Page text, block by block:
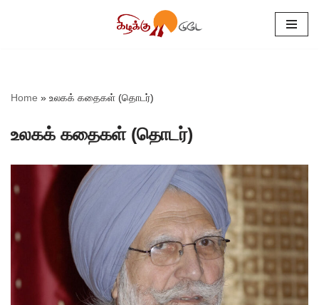
Home » உலகக் கதைகள் (தொடர்)
உலகக் கதைகள் (தொடர்)